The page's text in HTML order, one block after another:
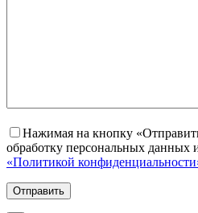
Нажимая на кнопку
обработку персональных данных
«Политикой